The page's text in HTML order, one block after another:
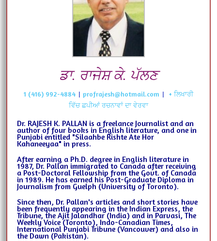
ਡਾ. ਰਾਜੇਸ਼ ਕੇ. ਪੱਲਣ
1 (416) 992-4884 | profrajesh@hotmail.com |
+ ਲਿਖਾਰੀ
ਵਿੱਚ ਛਪੀਆਂ ਰਚਨਾਵਾਂ ਦਾ ਵੇਰਵਾ
Dr. RAJESH K. PALLAN is a freelance Journalist and an
author of four books in English literature, and one in
Punjabi entitled "Silaahbe Rishte Ate Hor
Kahaneeyaa" in press.
After earning a Ph.D. degree in English literature in
1987, Dr. Pallan immigrated to Canada after receiving
a Post-Doctoral Fellowship from the Govt. of Canada
in 1989. He has earned his Post-Graduate Diploma in
Journalism from Guelph (University of Toronto).
Since then, Dr. Pallan's articles and short stories have
been frequently appearing in the Indian Express, the
Tribune, the Ajit Jalandhar (India) and in Parvasi, The
Weekly Voice (Toronto), Indo-Canadian Times,
International Punjabi Tribune (Vancouver) and also in
the Dawn (Pakistan).